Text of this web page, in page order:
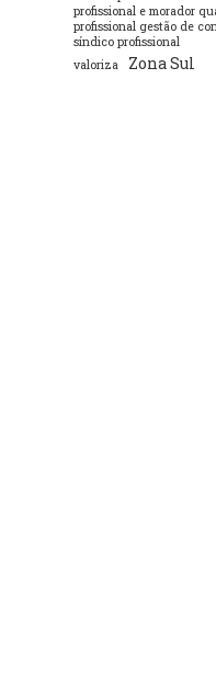
profissional e morador
profissional gestão de
síndico profissional
valoriza
Zona Sul